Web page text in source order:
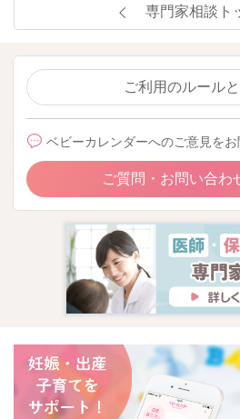
専門家相談ト
ご利用のルール
ベビーカレンダーへのご意見を
ご質問・お問い合わ